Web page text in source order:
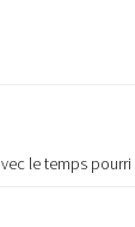
le temps